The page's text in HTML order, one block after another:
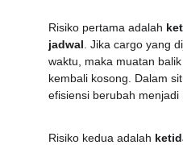
Risiko pertama adalah
jadwal . Jika cargo yang
waktu, maka muatan
kembali kosong. Dalam
efisiensi berubah menjadi
Risiko kedua adalah